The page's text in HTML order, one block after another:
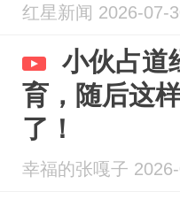
红星新闻 2026-07-
小伙占道
育，随后这
了！
幸福的张嘎子